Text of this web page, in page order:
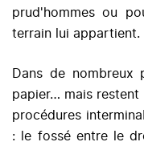
prud'hommes ou
terrain lui appartient.
Dans de
papier… mais restent
procédures
: le fossé entre le